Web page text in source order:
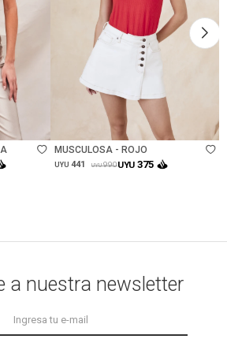
MUSCULOSA - ROJO
UYU 441 UYU 990UYU 375
a nuestra newsletter